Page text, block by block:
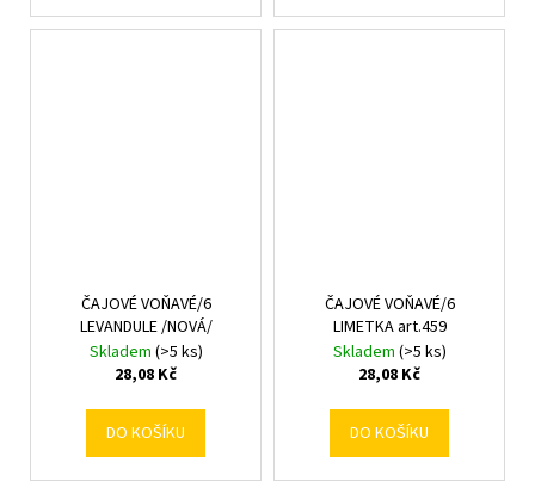
ČAJOVÉ VOŇAVÉ/6
LEVANDULE /NOVÁ/
Skladem (>5 ks)
28,08 Kč
DO KOŠÍKU
ČAJOVÉ VOŇAVÉ/6
LIMETKA art.459
Skladem (>5 ks)
28,08 Kč
DO KOŠÍKU